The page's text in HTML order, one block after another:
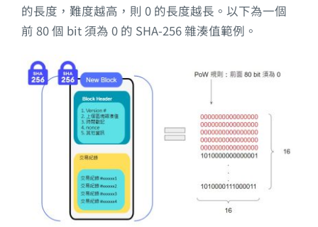
的長度，難度越高，則 0 的長度越長。以下為一個
前 80 個 bit 須為 0 的 SHA-256 雜湊值範例。